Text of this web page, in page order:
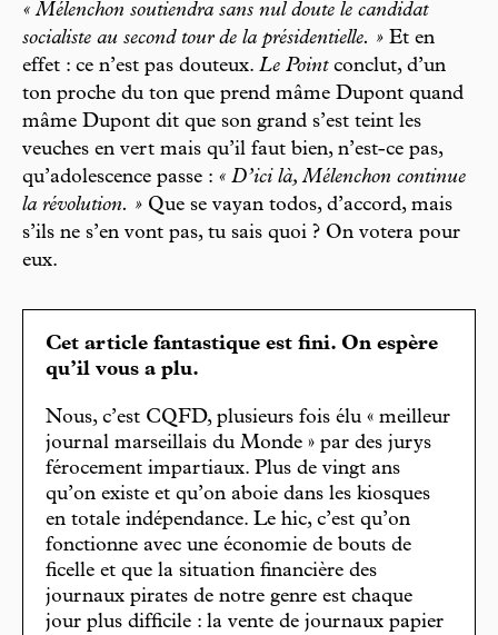
« Mélenchon soutiendra sans nul doute le candidat
socialiste au second tour de la présidentielle. » Et en
effet : ce n’est pas douteux. Le Pointconclut, d’un
ton proche du ton que prend mâme Dupont quand
mâme Dupont dit que son grand s’est teint les
veuches en vert mais qu’il faut bien, n’est-ce pas,
qu’adolescence passe : « D’ici là, Mélenchon continue
la révolution. » Que se vayan todos, d’accord, mais
s’ils ne s’en vont pas, tu sais quoi ? On votera pour
eux.
Cet article fantastique est fini. On espère
qu’il vous a plu.
Nous, c’est CQFD, plusieurs fois élu « meilleur
journal marseillais du Monde » par des jurys
férocement impartiaux. Plus de vingt ans
qu’on existe et qu’on aboie dans les kiosques
en totale indépendance. Le hic, c’est qu’on
fonctionne avec une économie de bouts de
ficelle et que la situation financière des
journaux pirates de notre genre est chaque
jour plus difficile : la vente de journaux papier